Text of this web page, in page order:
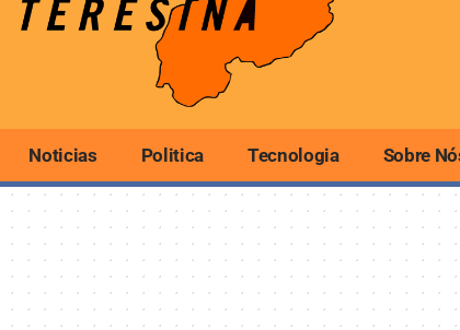
Noticias Politica Tecnologia Sobre